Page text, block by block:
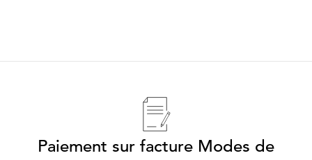
Paiement sur facture Modes de